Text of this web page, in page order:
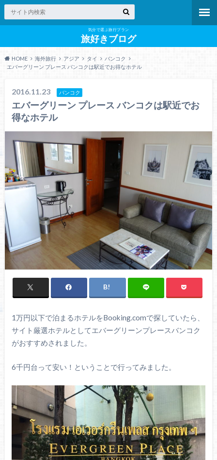
気分で選ぶ旅行プラン
旅好きブログ
HOME 海外旅行 アジア タイ
バンコク
エバーグリーン プレース バンコクは駅近でお得なホテル
2016.11.23 バンコク
エバーグリーン プレース バンコクは駅近でお
得なホテル
1万円以下で泊まるホテルをBooking.comで探していたら、
サイト厳選ホテルとしてエバーグリーンプレースバンコク
がおすすめされました。
6千円台って安い！ということで行ってみました。